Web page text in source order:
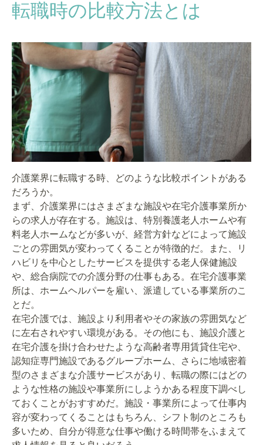
転職時の比較方法とは
介護業界に転職する時、どのような比較ポイントがある
だろうか。
まず、介護業界にはさまざまな施設や在宅介護事業所か
らの求人が存在する。施設は、特別養護老人ホームや有
料老人ホームなどが多いが、経営方針などによって施設
ごとの雰囲気が変わってくることが特徴的だ。また、リ
ハビリを中心としたサービスを提供する老人保健施設
や、総合病院での介護分野の仕事もある。在宅介護事業
所は、ホームヘルパーを雇い、派遣している事業所のこ
とだ。
在宅介護では、施設より利用者やその家族の雰囲気など
に左右されやすい環境がある。その他にも、施設介護と
在宅介護を掛け合わせたような高齢者専用賃貸住宅や、
認知症専門施設であるグループホーム、さらに地域密着
型のさまざまな介護サービスがあり、転職の際にはどの
ような性格の施設や事業所にしようかある程度下調べし
ておくことがおすすめだ。施設・事業所によって仕事内
容が変わってくることはもちろん、シフト制のところも
多いため、自分が得意な仕事や働ける時間帯をふまえて